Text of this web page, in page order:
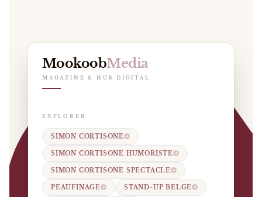
MookoobMedia
MAGAZINE & HUB DIGITAL
EXPLORER
SIMON CORTISONE
SIMON CORTISONE HUMORISTE
SIMON CORTISONE SPECTACLE
PEAUFINAGE STAND-UP BELGE